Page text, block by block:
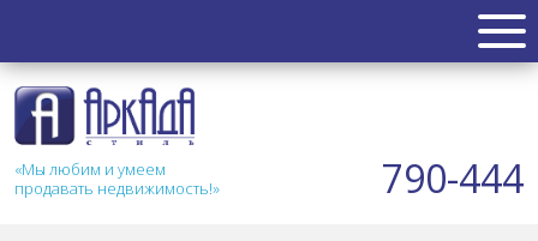
«Мы любим и умеем
продавать недвижимость!»
790-444
НЕДВИЖИМОСТЬ
Таунхаус